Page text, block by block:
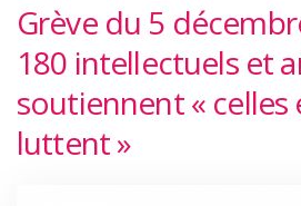
Grève du 5
180 intellectuels et
soutiennent « celles
luttent »